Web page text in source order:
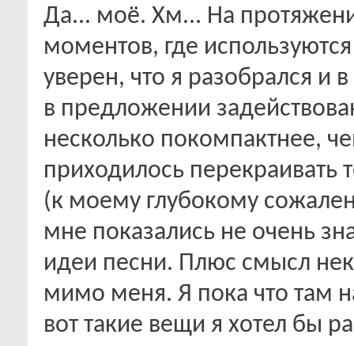
Да... моё. Хм... На
моментов, где
уверен, что я разобрался и
в предложении
несколько покомпактнее,
приходилось перекраивать
(к моему глубокому
мне показались не очень
идеи песни. Плюс смысл
мимо меня. Я пока что там
вот такие вещи я хотел бы